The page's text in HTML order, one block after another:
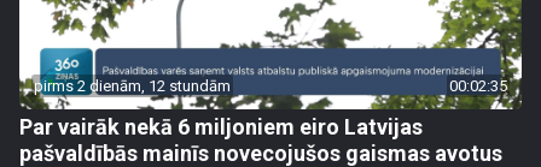
pirms 2 dienām, 12 stundām 00:02:35
Par vairāk nekā 6 miljoniem eiro Latvijas
pašvaldībās mainīs novecojušos gaismas avotus